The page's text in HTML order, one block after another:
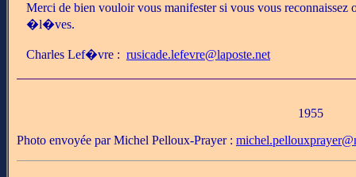
Merci de bien vouloir vous manifester si vous vous
�l�ves.
Charles Lef�vre : rusicade.lefevre@laposte.net
1955
Photo envoyée par Michel Pelloux-Prayer :